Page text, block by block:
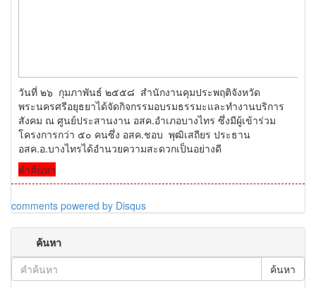
วันที่ ๒๖ กุมภาพันธ์ ๒๕๕๘ สำนักงานคุมประพฤติจังหวัด
พระนครศรีอยุธยาได้จัดกิจกรรมอบรมธรรมะและทำงานบริการ
สังคม ณ ศูนย์ประสานงาน อสค.อำเภอบางไทร ซึ่งมีผู้เข้าร่วม
โครงการกว่า ๕๐ คนซึ่ง อสค.ชอบ พุฒิเสถียร ประธาน
อสค.อ.บางไทรได้อำนวยความสะดวกเป็นอย่างดี
คำค้นหา
comments powered by Disqus
ค้นหา
ค้นหา